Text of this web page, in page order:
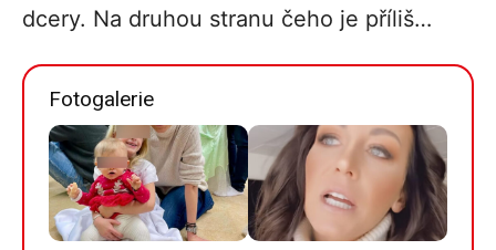
dcery. Na druhou stranu čeho je příliš…
Fotogalerie